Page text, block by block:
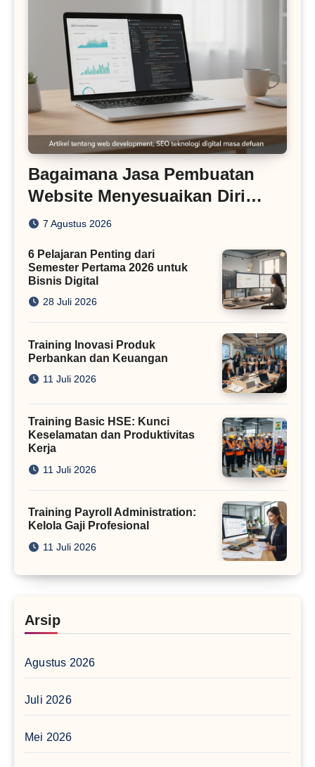
Bagaimana Jasa Pembuatan
Website Menyesuaikan Diri
dengan Algoritma SEO Masa
7 Agustus 2026
6 Pelajaran Penting dari
Semester Pertama 2026 untuk
Bisnis Digital
28 Juli 2026
Training Inovasi Produk
Perbankan dan Keuangan
11 Juli 2026
Training Basic HSE: Kunci
Keselamatan dan Produktivitas
Kerja
11 Juli 2026
Training Payroll Administration:
Kelola Gaji Profesional
11 Juli 2026
Arsip
Agustus 2026
Juli 2026
Mei 2026